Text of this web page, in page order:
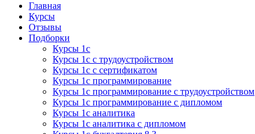
Курсы 1С
Курсы 1С официальная сертификация
Главная
Курсы
Отзывы
Подборки
Курсы 1с
Курсы 1с с трудоустройством
Курсы 1с с сертификатом
Курсы 1с программирование
Курсы 1с программирование с трудоустройством
Курсы 1с программирование с дипломом
Курсы 1с аналитика
Курсы 1с аналитика с дипломом